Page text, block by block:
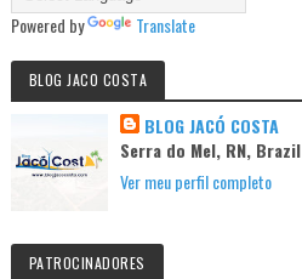
Powered by Translate
BLOG JACO COSTA
BLOG JACÓ COSTA
Serra do Mel, RN, Brazil
Ver meu perfil completo
PATROCINADORES